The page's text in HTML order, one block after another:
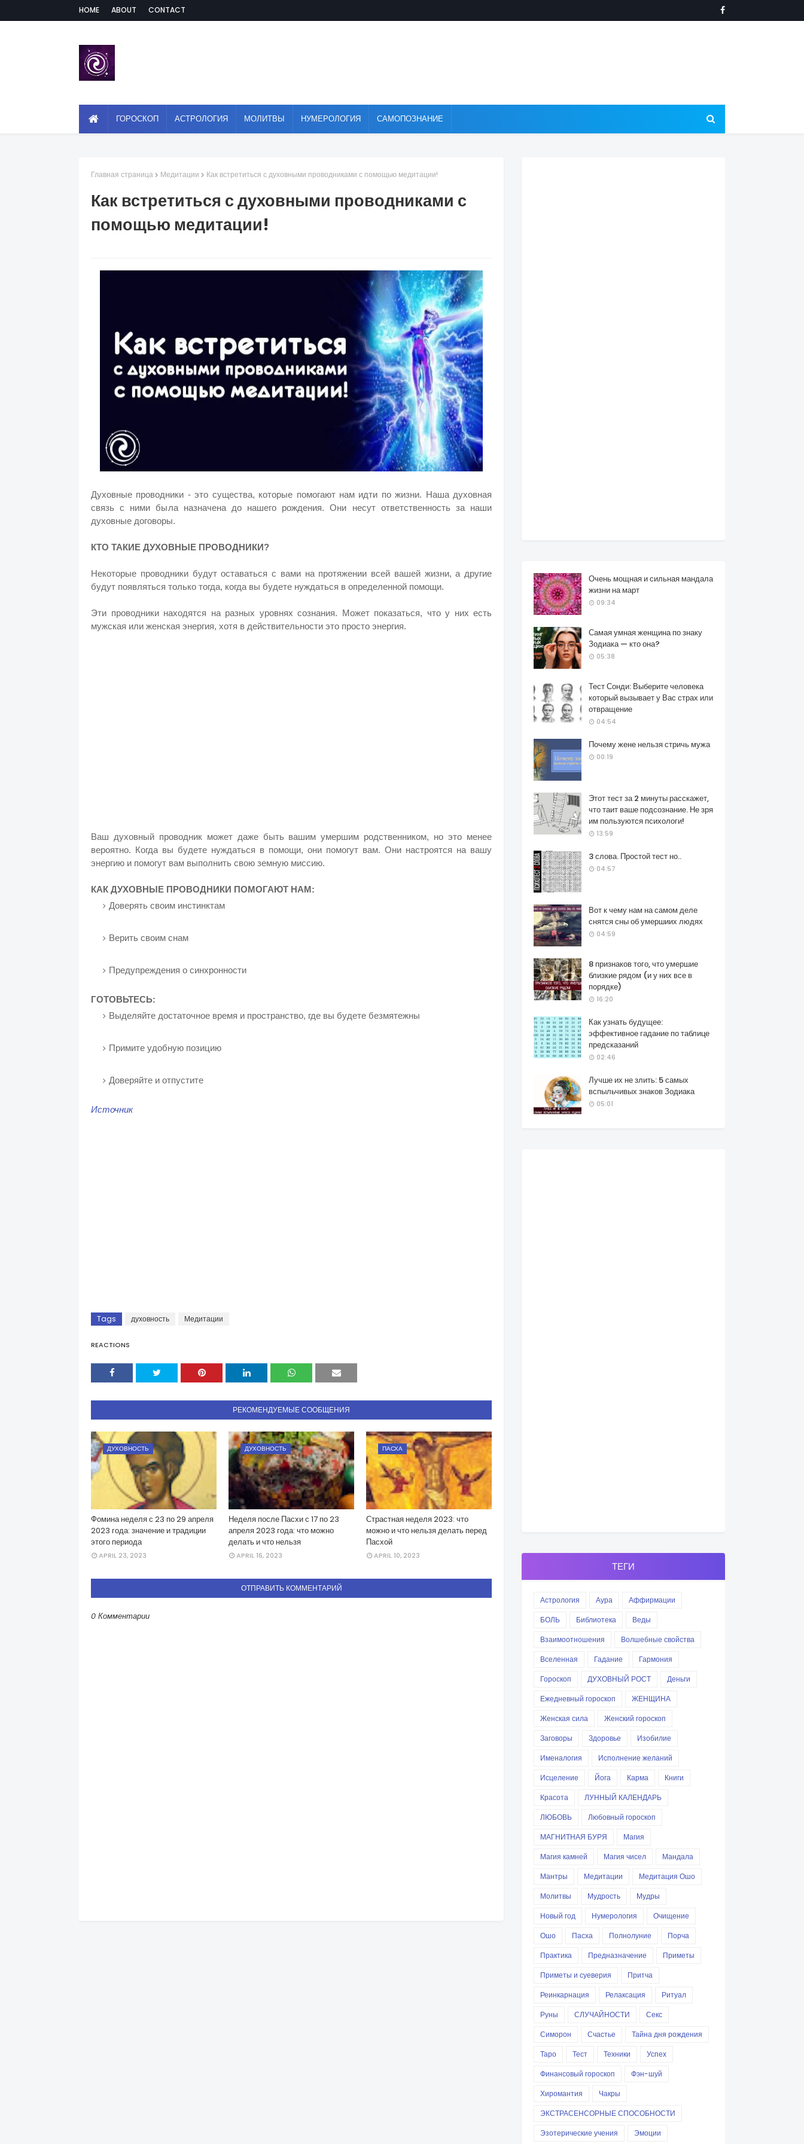
HOME ABOUT CONTACT
ГОРОСКОП АСТРОЛОГИЯ МОЛИТВЫ НУМЕРОЛОГИЯ САМОПОЗНАНИЕ
Главная страница Медитации Как встретиться с духовными проводниками с помощью медитации!
Как встретиться с духовными проводниками с
помощью медитации!
Духовные проводники - это существа, которые помогают нам идти по жизни. Наша духовная
связь с ними была назначена до нашего рождения.Они несут ответственность за наши
духовные договоры.
КТО ТАКИЕ ДУХОВНЫЕ ПРОВОДНИКИ?
Некоторые проводники будут оставаться с вами на протяжении всей вашей жизни, а другие
будут появляться только тогда, когда вы будете нуждаться в определенной помощи.
Эти проводники находятся на разных уровнях сознания. Может показаться, что у них есть
мужская или женская энергия, хотя в действительности это просто энергия.
Ваш духовный проводник может даже быть вашим умершим родственником, но это менее
вероятно. Когда вы будете нуждаться в помощи, они помогут вам. Они настроятся на вашу
энергию и помогут вам выполнить свою земную миссию.
КАК ДУХОВНЫЕ ПРОВОДНИКИ ПОМОГАЮТ НАМ:
Доверять своим инстинктам
Верить своим снам
Предупреждения о синхронности
ГОТОВЬТЕСЬ:
Выделяйте достаточное время и пространство, где вы будете безмятежны
Примите удобную позицию
Доверяйте и отпустите
Источник
Tags духовность Медитации
REACTIONS
РЕКОМЕНДУЕМЫЕ СООБЩЕНИЯ
ДУХОВНОСТЬ
Фомина неделя с 23 по 29 апреля
2023 года: значение и традиции
этого периода
APRIL 23, 2023
ДУХОВНОСТЬ
Неделя после Пасхи с 17 по 23
апреля 2023 года: что можно
делать и что нельзя
APRIL 16, 2023
ПАСХА
Страстная неделя 2023: что
можно и что нельзя делать перед
Пасхой
APRIL 10, 2023
ОТПРАВИТЬ КОММЕНТАРИЙ
0 Комментарии
Очень мощная и сильная мандала
жизни на март
09:34
Самая умная женщина по знаку
Зодиака — кто она?
05:38
Тест Сонди: Выберите человека
который вызывает у Вас страх или
отвращение
04:54
Почему жене нельзя стричь мужа
00:19
Этот тест за 2 минуты расскажет,
что таит ваше подсознание. Не зря
им пользуются психологи!
13:59
3 слова. Простой тест но..
04:57
Вот к чему нам на самом деле
снятся сны об умершиих людях
04:59
8 признаков того, что умершие
близкие рядом (и у них все в
порядке)
16:20
Как узнать будущее:
эффективное гадание по таблице
предсказаний
02:46
Лучше их не злить: 5 самых
вспыльчивых знаков Зодиака
05:01
ТЕГИ
Астрология Аура
Аффирмации
БОЛЬ
Библиотека
Веды
Взаимоотношения
Волшебные свойства
Вселенная
Гадание
Гармония
Гороскоп
ДУХОВНЫЙ РОСТ
Деньги
Ежедневный гороскоп
ЖЕНЩИНА
Женская сила
Женский гороскоп
Заговоры
Здоровье
Изобилие
Именалогия
Исполнение желаний
Исцеление
Йога Карма
Книги
Красота
ЛУННЫЙ КАЛЕНДАРЬ
ЛЮБОВЬ
Любовный гороскоп
МАГНИТНАЯ БУРЯ
Магия
Магия камней
Магия чисел
Мандала
Мантры
Медитации
Медитация Ошо
Молитвы
Мудрость
Мудры
Новый год
Нумерология
Очищение
Ошо
Пасха Полнолуние
Порча
Практика
Предназначение
Приметы
Приметы и суеверия
Притча
Реинкарнация
Релаксация
Ритуал
Руны
СЛУЧАЙНОСТИ
Секс
Симорон
Счастье
Тайна дня рождения
Таро
Тест Техники
Успех
Финансовый гороскоп
Фэн-шуй
Хиромантия
Чакры
ЭКСТРАСЕНСОРНЫЕ СПОСОБНОСТИ
Эзотерические учения
Эмоции